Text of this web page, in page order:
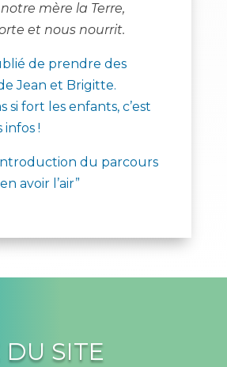
mère la Terre,
et nous nourrit.
de prendre des
Jean et Brigitte.
si fort les enfants, c’est
infos !
du parcours
avoir l’air”
DU SITE